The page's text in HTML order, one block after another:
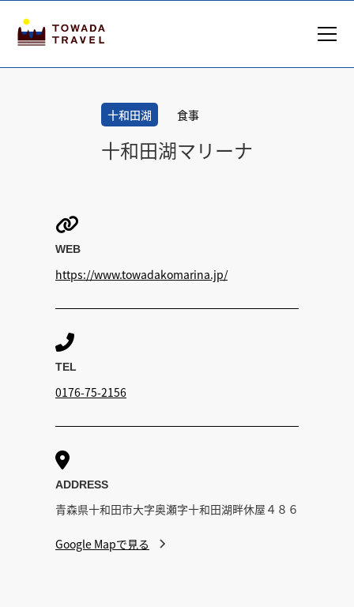
十和田湖 食事
十和田湖マリーナ

WEB
https://www.towadakomarina.jp/

TEL
0176-75-2156

ADDRESS
青森県十和田市大字奥瀬字十和田湖畔休屋４８６
Google Mapで見る